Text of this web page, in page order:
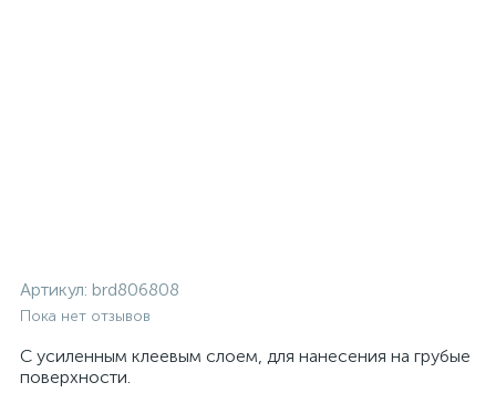
Артикул: brd806808
Пока нет отзывов
С усиленным клеевым слоем, для нанесения на грубые
поверхности.